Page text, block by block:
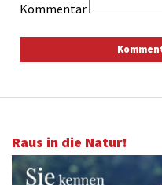
Kommentar
Raus in die Natur!